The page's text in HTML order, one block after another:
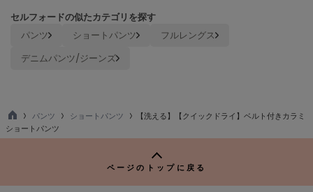
NOWNS
ナウンス
null.
オン
セルフォードの似たカテゴリを探す
パンツ ショートパンツ
フルレングス
デニムパンツ/ジーンズ
TO
P
パンツ ショートパンツ
【洗える】【クイックドライ】ベルト付きカラミ
ショートパンツ
ページのトップに戻る